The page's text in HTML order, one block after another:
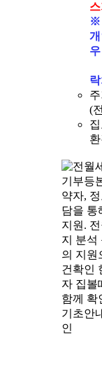
※
우
(